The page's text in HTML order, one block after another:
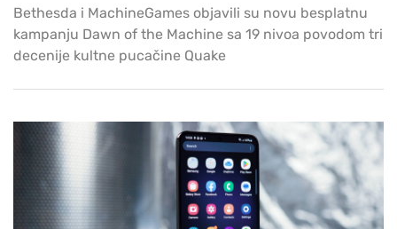
Bethesda i MachineGames objavili su novu besplatnu
kampanju Dawn of the Machine sa 19 nivoa povodom tri
decenije kultne pucačine Quake